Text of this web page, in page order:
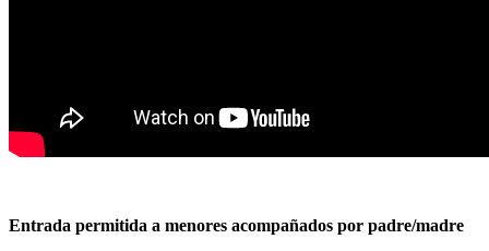
Entrada permitida a menores acompañados por padre/madre